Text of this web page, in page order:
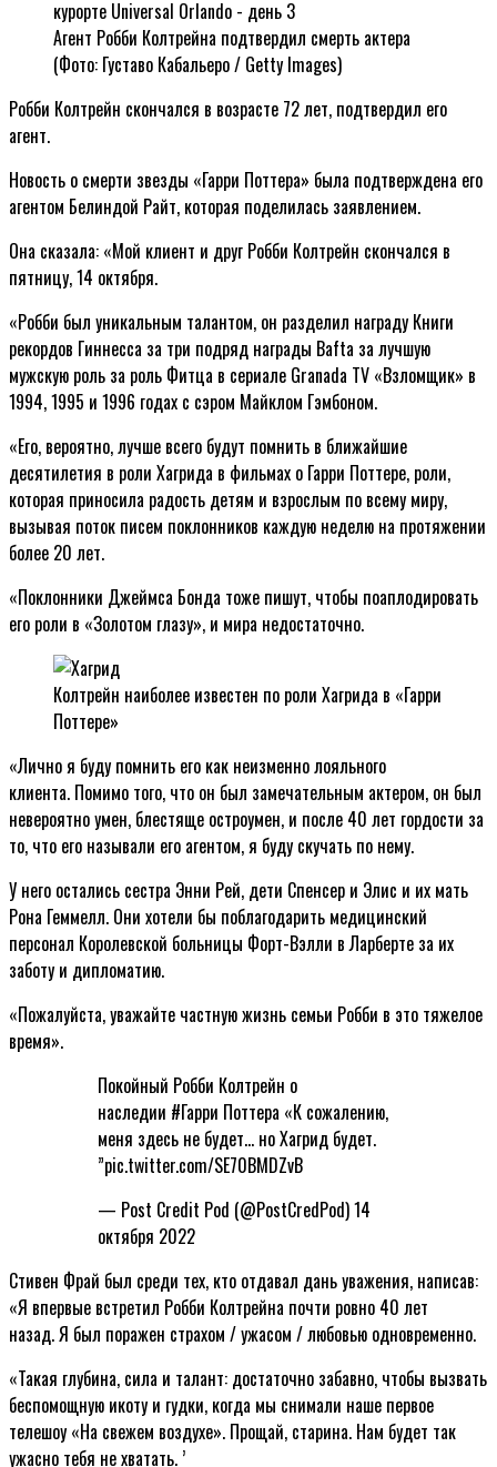
Агент Робби Колтрейна подтвердил смерть актера
(Фото: Густаво Кабальеро / Getty Images)
Робби Колтрейн скончался в возрасте 72 лет, подтвердил его
агент.
Новость о смерти звезды «Гарри Поттера» была подтверждена его
агентом Белиндой Райт, которая поделилась заявлением.
Она сказала: «Мой клиент и друг Робби Колтрейн скончался в
пятницу, 14 октября.
«Робби был уникальным талантом, он разделил награду Книги
рекордов Гиннесса за три подряд награды Bafta за лучшую
мужскую роль за роль Фитца в сериале Granada TV «Взломщик» в
1994, 1995 и 1996 годах с сэром Майклом Гэмбоном.
«Его, вероятно, лучше всего будут помнить в ближайшие
десятилетия в роли Хагрида в фильмах о Гарри Поттере, роли,
которая приносила радость детям и взрослым по всему миру,
вызывая поток писем поклонников каждую неделю на протяжении
более 20 лет.
«Поклонники Джеймса Бонда тоже пишут, чтобы поаплодировать
его роли в «Золотом глазу», и мира недостаточно.
Колтрейн наиболее известен по роли Хагрида в «Гарри
Поттере»
«Лично я буду помнить его как неизменно лояльного
клиента. Помимо того, что он был замечательным актером, он был
невероятно умен, блестяще остроумен, и после 40 лет гордости за
то, что его называли его агентом, я буду скучать по нему.
У него остались сестра Энни Рей, дети Спенсер и Элис и их мать
Рона Геммелл. Они хотели бы поблагодарить медицинский
персонал Королевской больницы Форт-Вэлли в Ларберте за их
заботу и дипломатию.
«Пожалуйста, уважайте частную жизнь семьи Робби в это тяжелое
время».
Покойный Робби Колтрейн о
наследии #Гарри Поттера «К сожалению,
меня здесь не будет… но Хагрид будет.
”pic.twitter.com/SE70BMDZvB
— Post Credit Pod (@PostCredPod) 14
октября 2022
Стивен Фрай был среди тех, кто отдавал дань уважения, написав:
«Я впервые встретил Робби Колтрейна почти ровно 40 лет
назад. Я был поражен страхом / ужасом / любовью одновременно.
«Такая глубина, сила и талант: достаточно забавно, чтобы вызвать
беспомощную икоту и гудки, когда мы снимали наше первое
телешоу «На свежем воздухе». Прощай, старина. Нам будет так
ужасно тебя не хватать. ’